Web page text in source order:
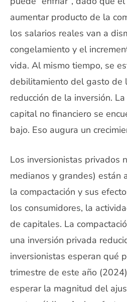
aumentar producto de la
los salarios reales van a
congelamiento y el
vida. Al mismo tiempo, se
debilitamiento del gasto de
reducción de la inversión.
capital no financiero se
bajo. Eso augura un
Los inversionistas privados
medianos y grandes) están
la compactación y sus
los consumidores, la
de capitales. La
una inversión privada
inversionistas esperan qué
trimestre de este año
esperar la magnitud del